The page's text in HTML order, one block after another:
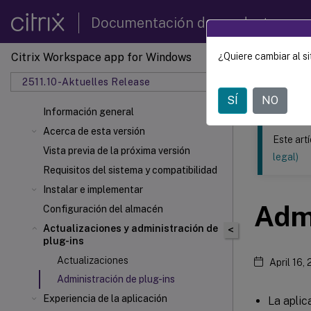
Documentación de productos
Citrix Workspace app for Windows
2511.10-Aktuelles Release
Información general
Acerca de esta versión
Vista previa de la próxima versión
Requisitos del sistema y compatibilidad
Instalar e implementar
Configuración del almacén
Actualizaciones y administración de
plug-ins
Actualizaciones
Administración de plug-ins
Experiencia de la aplicación
Este
<
Este
legal)
April 16,
La
¿Quiere cambiar al
SÍ NO